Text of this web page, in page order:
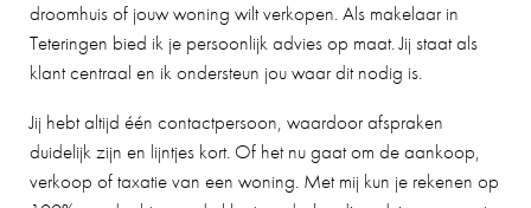
droomhuis of jouw woning wilt verkopen. Als makelaar in
Teteringen bied ik je persoonlijk advies op maat. Jij staat als
klant centraal en ik ondersteun jou waar dit nodig is.
Jij hebt altijd één contactpersoon, waardoor afspraken
duidelijk zijn en lijntjes kort. Of het nu gaat om de aankoop,
verkoop of taxatie van een woning. Met mij kun je rekenen op